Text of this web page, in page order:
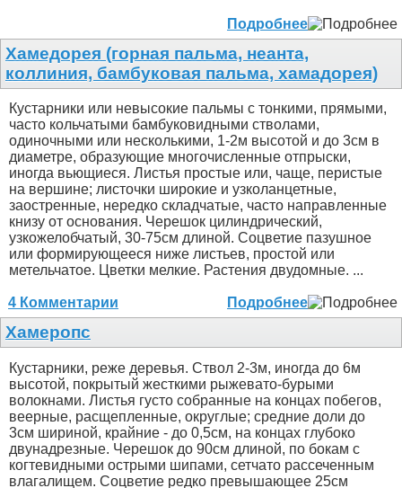
Подробнее
Хамедорея (горная пальма, неанта,
коллиния, бамбуковая пальма, хамадорея)
Кустарники или невысокие пальмы с тонкими, прямыми,
часто кольчатыми бамбуковидными стволами,
одиночными или несколькими, 1-2м высотой и до 3см в
диаметре, образующие многочисленные отпрыски,
иногда вьющиеся. Листья простые или, чаще, перистые
на вершине; листочки широкие и узколанцетные,
заостренные, нередко складчатые, часто направленные
книзу от основания. Черешок цилиндрический,
узкожелобчатый, 30-75см длиной. Соцветие пазушное
или формирующееся ниже листьев, простой или
метельчатое. Цветки мелкие. Растения двудомные. ...
4 Комментарии Подробнее
Хамеропс
Кустарники, реже деревья. Ствол 2-3м, иногда до 6м
высотой, покрытый жесткими рыжевато-бурыми
волокнами. Листья густо собранные на концах побегов,
веерные, расщепленные, округлые; средние доли до
3см шириной, крайние - до 0,5см, на концах глубоко
двунадрезные. Черешок до 90см длиной, по бокам с
когтевидными острыми шипами, сетчато рассеченным
влагалищем. Соцветие редко превышающее 25см